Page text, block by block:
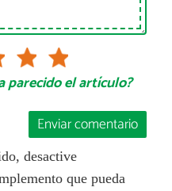
parecido el artículo?
Enviar comentario
desactive
que pueda